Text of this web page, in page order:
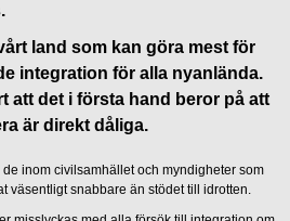
land som kan göra mest för
integration för alla nyanlända.
att det i första hand beror på att
är direkt dåliga.
inom civilsamhället och myndigheter som
väsentligt snabbare än stödet till idrotten.